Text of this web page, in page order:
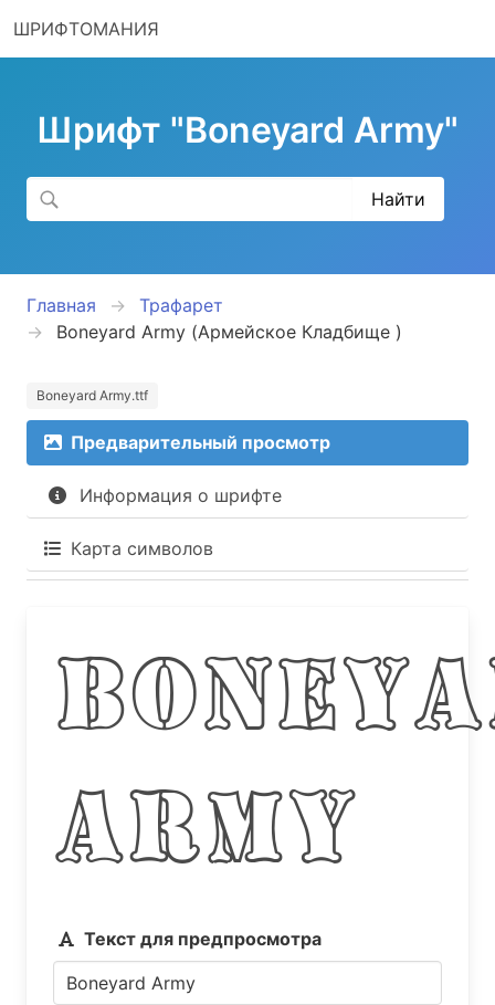
ШРИФТОМАНИЯ
Шрифт "Boneyard Army"
Главная
Трафарет
Boneyard Army (Армейское Кладбище )
Boneyard Army.ttf
Предварительный просмотр
Информация о шрифте
Карта символов
Army
Текст для предпросмотра